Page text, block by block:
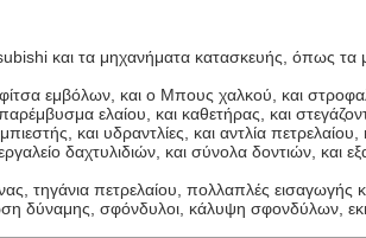
και τα μηχανήματα κατασκευής, όπως τα
εμβόλων, και ο Μπους χαλκού, και
ελαίου, και καθετήρας, και
και υδραντλίες, και αντλία πετρελαίου,
δαχτυλιδιών, και σύνολα δοντιών, και
τηγάνια πετρελαίου, πολλαπλές εισαγωγής
δύναμης, σφόνδυλοι , κάλυψη σφονδύλων,